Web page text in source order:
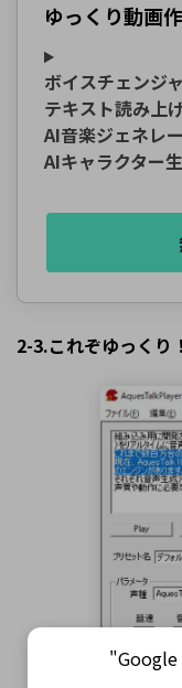
ゆっくり動画
ボイスチェンジ
テキスト読み上
AI音楽ジェネレ
AIキャラクター
2-3.これぞゆっくり
"Google